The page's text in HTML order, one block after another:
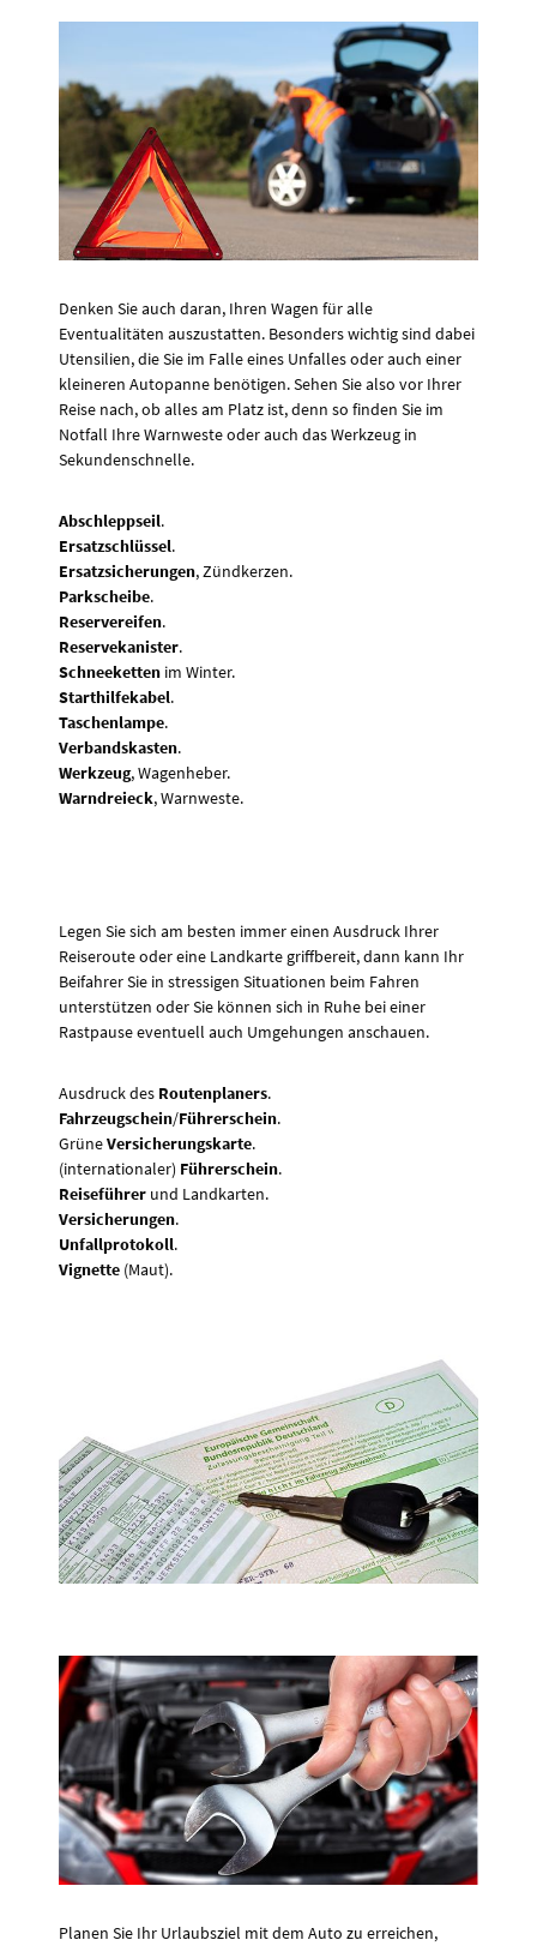
Denken Sie auch daran, Ihren Wagen für alle
Eventualitäten auszustatten. Besonders wichtig sind dabei
Utensilien, die Sie im Falle eines Unfalles oder auch einer
kleineren Autopanne benötigen. Sehen Sie also vor Ihrer
Reise nach, ob alles am Platz ist, denn so finden Sie im
Notfall Ihre Warnweste oder auch das Werkzeug in
Sekundenschnelle.
Abschleppseil.
Ersatzschlüssel.
Ersatzsicherungen, Zündkerzen.
Parkscheibe.
Reservereifen.
Reservekanister.
Schneeketten im Winter.
Starthilfekabel.
Taschenlampe.
Verbandskasten.
Werkzeug, Wagenheber.
Warndreieck, Warnweste.
Legen Sie sich am besten immer einen Ausdruck Ihrer
Reiseroute oder eine Landkarte griffbereit, dann kann Ihr
Beifahrer Sie in stressigen Situationen beim Fahren
unterstützen oder Sie können sich in Ruhe bei einer
Rastpause eventuell auch Umgehungen anschauen.
Ausdruck des Routenplaners.
Fahrzeugschein/Führerschein.
GrüneVersicherungskarte.
(internationaler) Führerschein.
Reiseführer und Landkarten.
Versicherungen.
Unfallprotokoll.
Vignette (Maut).
Planen Sie Ihr Urlaubsziel mit dem Auto zu erreichen,